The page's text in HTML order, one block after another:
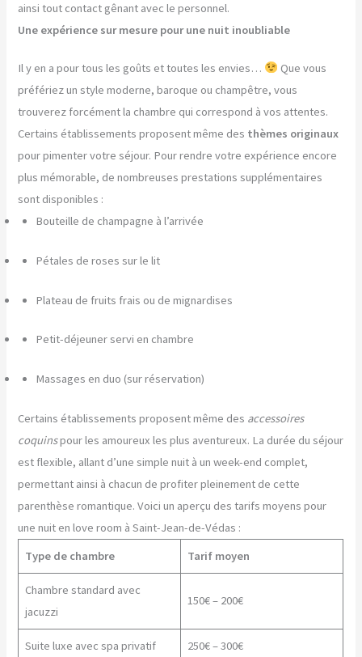
ainsi tout contact gênant avec le personnel.
Une expérience sur mesure pour une nuit inoubliable
Il y en a pour tous les goûts et toutes les envies…
Que vous
préfériez un style moderne, baroque ou champêtre, vous
trouverez forcément la chambre qui correspond à vos attentes.
Certains établissements proposent même des thèmes originaux
pour pimenter votre séjour. Pour rendre votre expérience encore
plus mémorable, de nombreuses prestations supplémentaires
sont disponibles :
Bouteille de champagne à l’arrivée
Pétales de roses sur le lit
Plateau de fruits frais ou de mignardises
Petit-déjeuner servi en chambre
Massages en duo (sur réservation)
Certains établissements proposent même des accessoires
coquinspour les amoureux les plus aventureux. La durée du séjour
est flexible, allant d’une simple nuit à un week-end complet,
permettant ainsi à chacun de profiter pleinement de cette
parenthèse romantique. Voici un aperçu des tarifs moyens pour
une nuit en love room à Saint-Jean-de-Védas :
Type de chambre
Tarif moyen
Chambre standard avec
jacuzzi
150€ – 200€
Suite luxe avec spa privatif 250€ – 300€